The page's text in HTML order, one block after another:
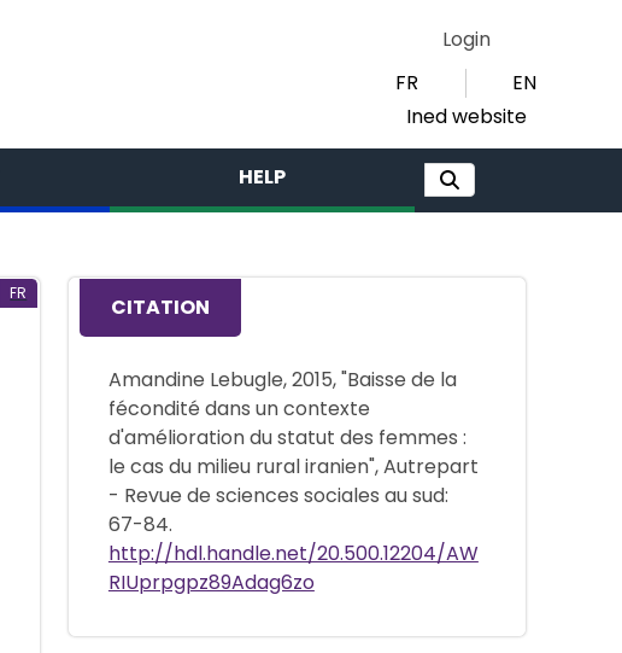
Login
FR
EN
Ined website
HELP
FR
CITATION
Amandine Lebugle, 2015, "Baisse de la
fécondité dans un contexte
d'amélioration du statut des femmes :
le cas du milieu rural iranien", Autrepart
- Revue de sciences sociales au sud:
67-84.
http://hdl.handle.net/20.500.12204/AW
RIUprpgpz89Adag6zo